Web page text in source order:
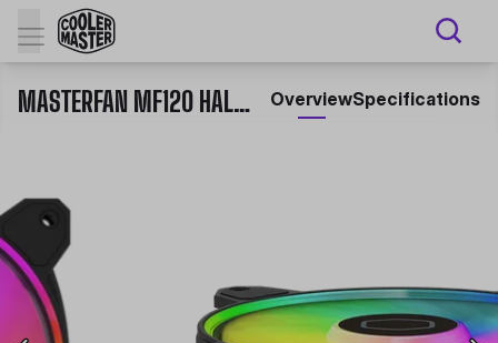
MASTERFAN MF120 HALO² OverviewSpecifications